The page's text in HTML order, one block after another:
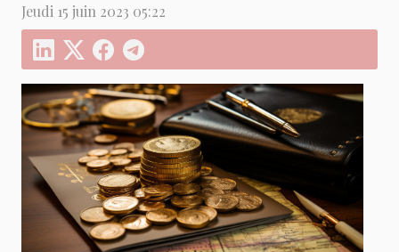
Jeudi 15 juin 2023 05:22